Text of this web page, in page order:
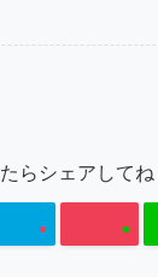
らシェアしてね